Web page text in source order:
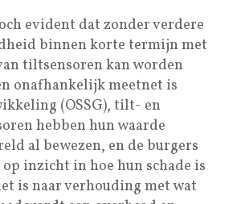
evident dat zonder verdere
binnen korte termijn met
tiltsensoren kan worden
onafhankelijk meetnet is
(OSSG), tilt- en
hebben hun waarde
al bewezen, en de burgers
inzicht in hoe hun schade is
is naar verhouding met wat